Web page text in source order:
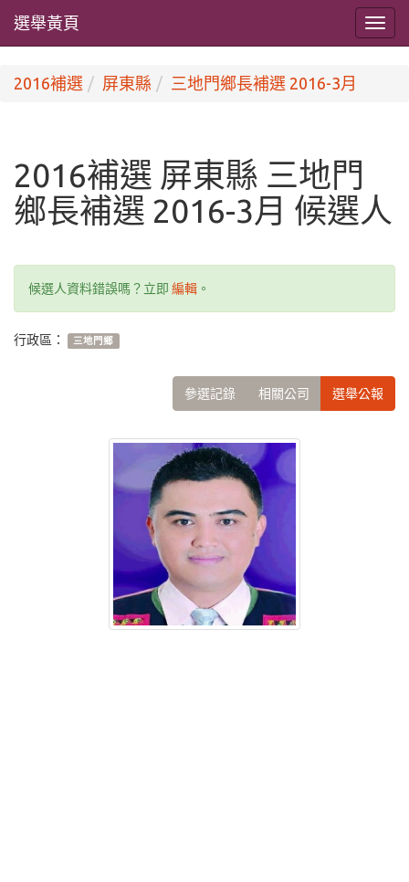
選舉黃頁
2016補選 屏東縣 三地門鄉長補選 2016-3月
2016補選 屏東縣 三地門
鄉長補選 2016-3月 候選人
候選人資料錯誤嗎？立即 編輯 。
行政區： 三地門鄉
參選記錄 相關公司 選舉公報